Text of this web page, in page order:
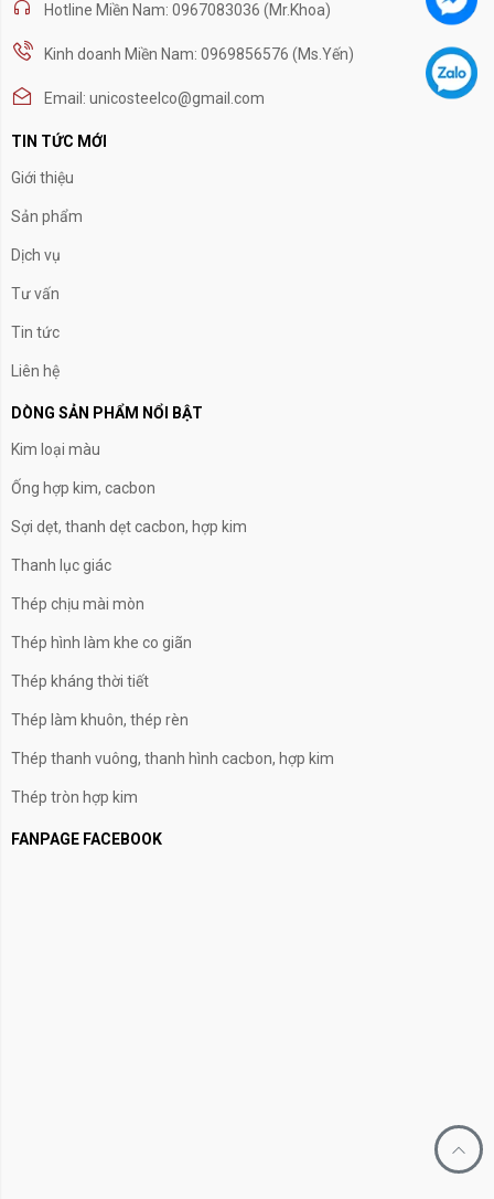
Hotline Miền Nam: 0967083036 (Mr.Khoa)
Kinh doanh Miền Nam: 0969856576 (Ms.Yến)
Email: unicosteelco@gmail.com
TIN TỨC MỚI
Giới thiệu
Sản phẩm
Dịch vụ
Tư vấn
Tin tức
Liên hệ
DÒNG SẢN PHẨM NỔI BẬT
Kim loại màu
Ống hợp kim, cacbon
Sợi dẹt, thanh dẹt cacbon, hợp kim
Thanh lục giác
Thép chịu mài mòn
Thép hình làm khe co giãn
Thép kháng thời tiết
Thép làm khuôn, thép rèn
Thép thanh vuông, thanh hình cacbon, hợp kim
Thép tròn hợp kim
FANPAGE FACEBOOK